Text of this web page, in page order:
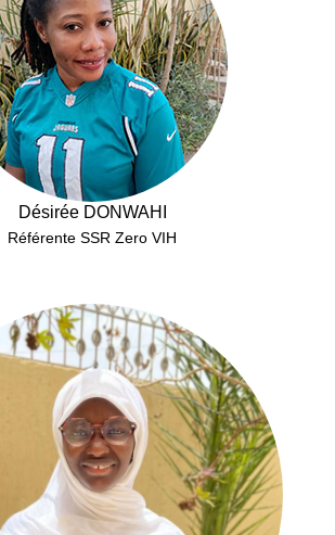
Désirée DONWAHI
Référente SSR Zero VIH